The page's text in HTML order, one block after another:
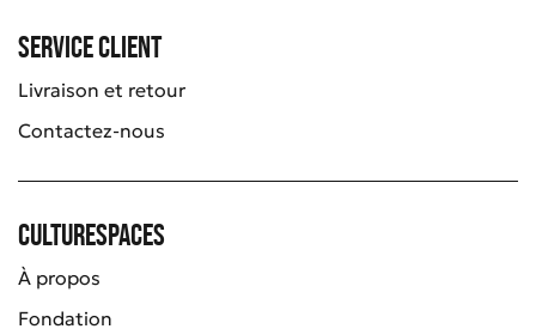
Service client
Livraison et retour
Contactez-nous
Culturespaces
À propos
Fondation